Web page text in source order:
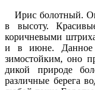
Ирис болотный.
в высоту.
коричневыми
и в июне. Данное
зимостойким, оно
дикой природе
различные берега